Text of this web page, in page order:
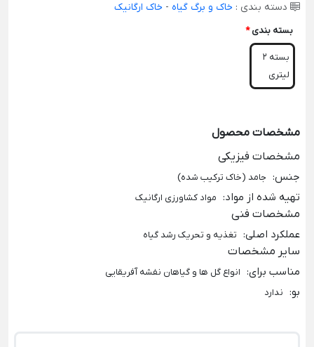
دسته بندی : خاک و برگ گیاه - خاک ارگانیک
بسته بندی *
بسته 2
لیتری
مشخصات محصول
مشخصات فیزیکی
جنس: جامد (خاک ترکیب شده)
تهیه شده از مواد: مواد کشاورزی ارگانیک
مشخصات فنی
عملکرد اصلی: تغذیه و تحریک رشد گیاه
سایر مشخصات
مناسب برای: انواع گل ها و گیاهان نفشه آفریقایی
بو: ندارد